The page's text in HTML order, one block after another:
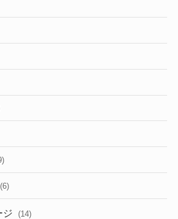
(6)
ジ (14)